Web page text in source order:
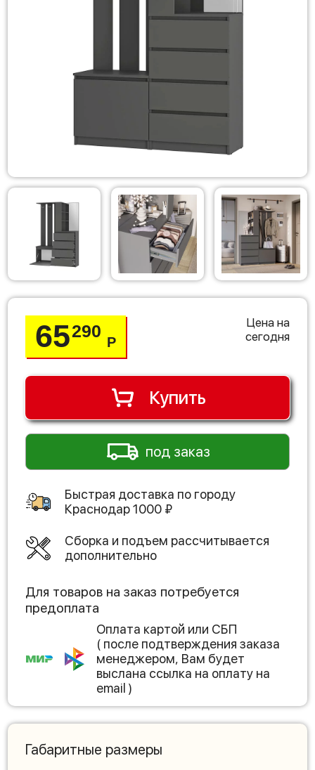
65290
Р
Цена на
сегодня
Купить
под заказ
Быстрая доставка по городу
Краснодар1000 ₽
Сборка и подъем рассчитывается
дополнительно
Для товаров на заказ потребуется
предоплата
Оплата картой или СБП
( после подтверждения заказа
менеджером, Вам будет
выслана ссылка на оплату на
email )
Габаритные размеры